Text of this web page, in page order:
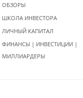
ОБЗОРЫ
ШКОЛА ИНВЕСТОРА
ЛИЧНЫЙ КАПИТАЛ
ФИНАНСЫ | ИНВЕСТИЦИИ |
МИЛЛИАРДЕРЫ